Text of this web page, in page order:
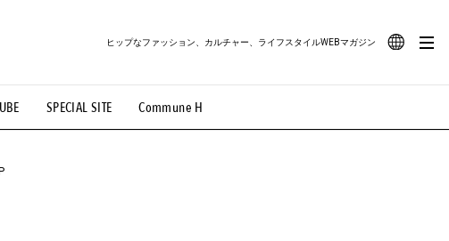
SPECIAL SITE Commune H
ヒップなファッション、カルチャー、ライフスタイルWEBマガジン
鑑 #路地裏てぃーん。 #MONTHLY JOURNAL
#MOVIE #LIFESTYLE #SNEAKER #OUTDOOR